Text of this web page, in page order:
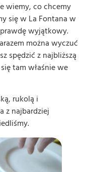
wiemy, co chcemy
się w La Fontana w
wyjątkowy.
można wyczuć
spędzić z najbliższą
tam właśnie we
rukolą i
z najbardziej